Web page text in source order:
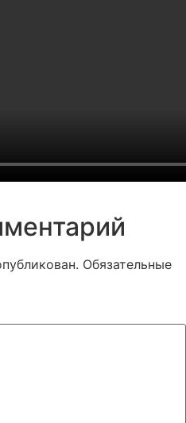
Обязательные